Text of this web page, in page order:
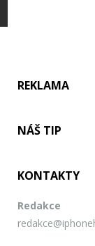
REKLAMA
NÁŠ TIP
KONTAKTY
Redakce